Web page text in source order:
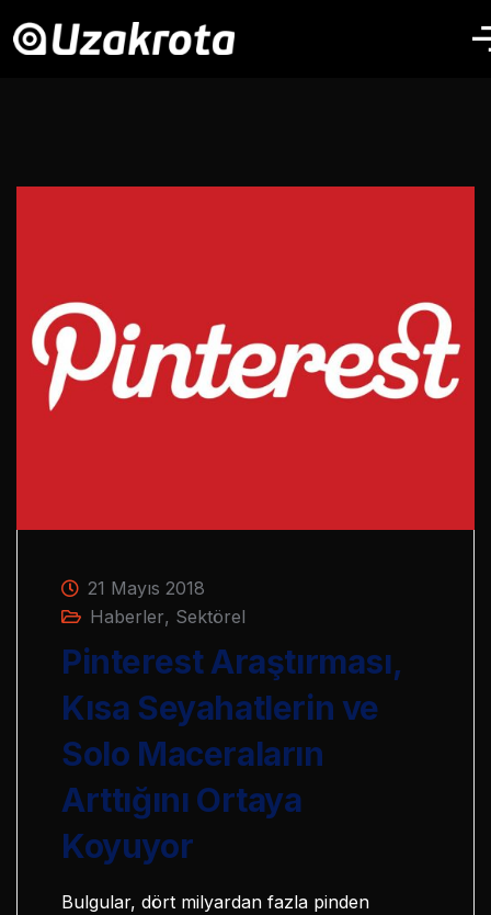
21 Mayıs 2018
Haberler, Sektörel
Pinterest Araştırması,
Kısa Seyahatlerin ve
Solo Maceraların
Arttığını Ortaya
Koyuyor
Bulgular, dört milyardan fazla pinden